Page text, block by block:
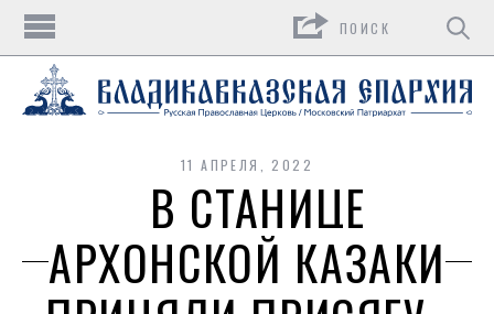
11 АПРЕЛЯ, 2022
В СТАНИЦЕ
АРХОНСКОЙ КАЗАКИ